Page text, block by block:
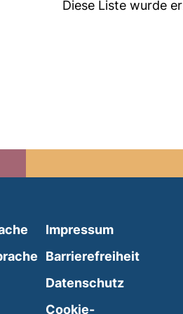
Diese Liste wurde
new window)
(external link, opens in a
(external link, opens in
link, opens in a new
Impressum
Barrierefreiheit
Datenschutz
Cookie-